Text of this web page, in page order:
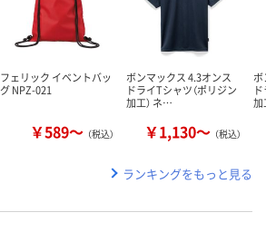
フェリック イベントバッ
グ NPZ-021
￥589～ （税込）
ボンマックス 4.3オンス
ドライTシャツ（ポリジン
加工） ネ…
￥1,130～ （税込）
ボ
加
ランキングをもっと見る